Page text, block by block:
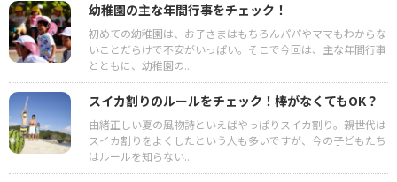
幼稚園の主な年間行事をチェック！
初めての幼稚園は、お子さまはもちろんパパやママもわからな
いことだらけで不安がいっぱい。そこで今回は、主な年間行事
とともに、幼稚園の...
スイカ割りのルールをチェック！棒がなくてもOK？
由緒正しい夏の風物詩といえばやっぱりスイカ割り。親世代は
スイカ割りをよくしたという人も多いですが、今の子どもたち
はルールを知らない...